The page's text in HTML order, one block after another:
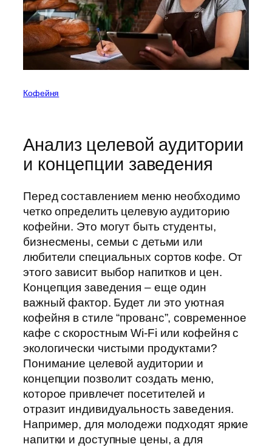
Кофейня
Анализ целевой аудитории
и концепции заведения
Перед составлением меню необходимо
четко определить целевую аудиторию
кофейни. Это могут быть студенты,
бизнесмены, семьи с детьми или
любители специальных сортов кофе. От
этого зависит выбор напитков и цен.
Концепция заведения – еще один
важный фактор. Будет ли это уютная
кофейня в стиле “прованс”, современное
кафе с скоростным Wi-Fi или кофейня с
экологически чистыми продуктами?
Понимание целевой аудитории и
концепции позволит создать меню,
которое привлечет посетителей и
отразит индивидуальность заведения.
Например, для молодежи подходят яркие
напитки и доступные цены, а для